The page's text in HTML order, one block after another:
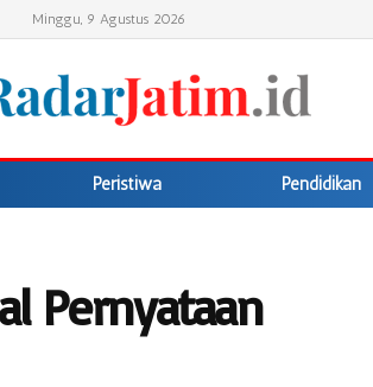
Minggu, 9 Agustus 2026
Peristiwa Pendidikan
Pernyataan